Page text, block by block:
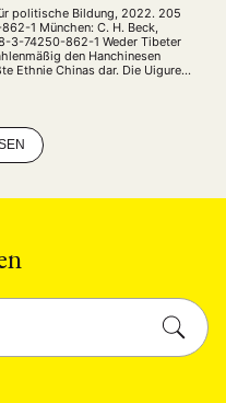
politische Bildung, 2022. 205
1 München: C. H. Beck,
3-74250-862-1 Weder Tibeter
den Hanchinesen
Ethnie Chinas dar. Die Uiguren
5, die Tibeter Platz 9, doch
unter dem Topos der